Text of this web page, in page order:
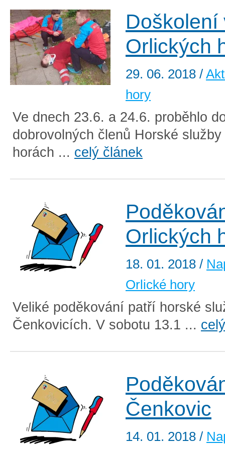
Doškolení
Orlických
29. 06. 2018 /
hory
Ve dnech 23.6. a 24.6. proběhlo
dobrovolných členů Horské
horách ... celý článek
Orlických
18. 01. 2018 /
Orlické hory
Veliké poděkování patří horské
Čenkovicích. V sobotu 13.1 ...
Čenkovic
14. 01. 2018 /